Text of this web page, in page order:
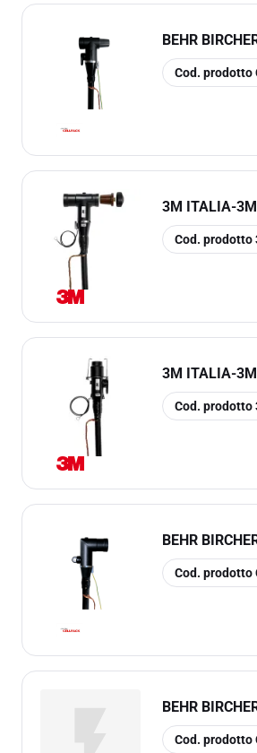
BEHR
copia
Cod. prodotto
3M ITALIA-
copia
Cod. prodotto
3M ITALIA-
copia
Cod. prodotto
BEHR
copia
Cod. prodotto
BEHR
copia
Cod. prodotto